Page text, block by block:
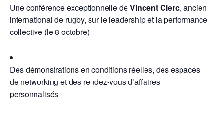
Une conférence exceptionnelle deVincent Clerc, ancien
international de rugby, sur le leadership et la performance
collective (le 8 octobre)
Des démonstrations en conditions réelles, des espaces
de networking et des rendez-vous d’affaires
personnalisés